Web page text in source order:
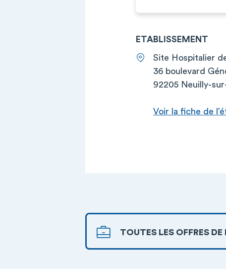
ETABLISSEMENT
Site Hospitalier
36 boulevard
92205 Neuilly-
Voir la fiche de
TOUTES LES OFFRES DE